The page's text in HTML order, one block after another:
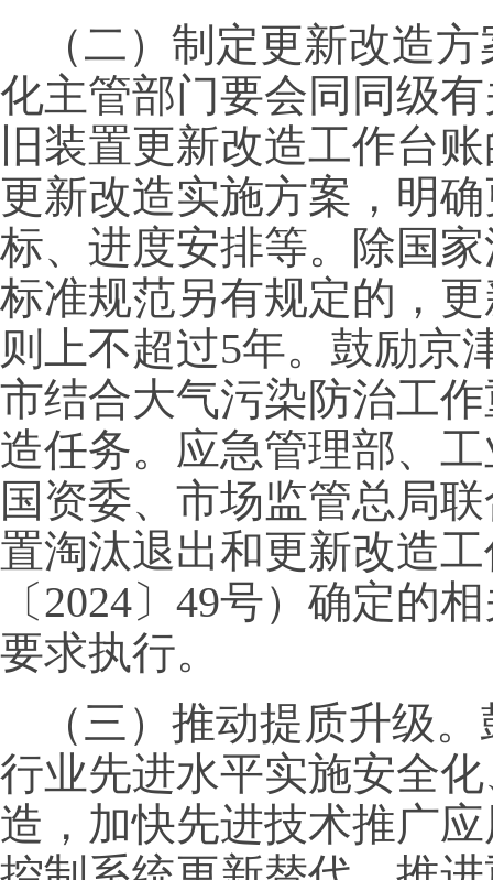
（二）制定更新改造
化主管部门要会同同级
旧装置更新改造工作台
更新改造实施方案，明
标、进度安排等。除国
标准规范另有规定的，
则上不超过5年。鼓励京
市结合大气污染防治工
造任务。应急管理部、
国资委、市场监管总局
置淘汰退出和更新改造
〔2024〕49号）确定的
要求执行。
（三）推动提质升级
行业先进水平实施安全
造，加快先进技术推广